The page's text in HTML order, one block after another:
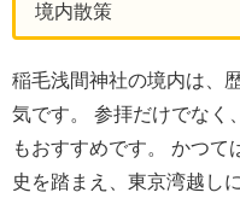
境内散策
稲毛浅間神社の境内は、
気です。 参拝だけでなく
もおすすめです。 かつて
史を踏まえ、東京湾越し